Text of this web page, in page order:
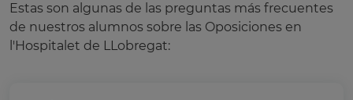
Estas son algunas de las preguntas más frecuentes
de nuestros alumnos sobre las Oposiciones en
l'Hospitalet de LLobregat: